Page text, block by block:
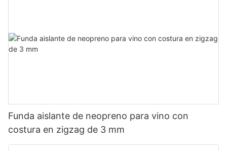
Funda aislante de neopreno para vino con
costura en zigzag de 3 mm